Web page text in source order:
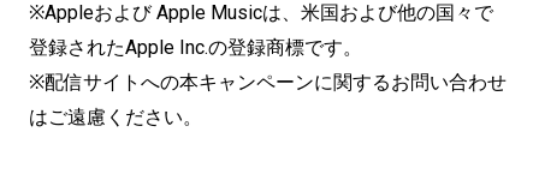
※Appleおよび Apple Musicは、米国および他の国々で
登録されたApple Inc.の登録商標です。
※配信サイトへの本キャンペーンに関するお問い合わせ
はご遠慮ください。